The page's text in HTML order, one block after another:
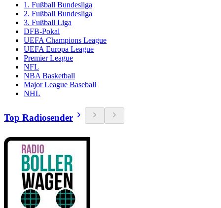
1. Fußball Bundesliga
2. Fußball Bundesliga
3. Fußball Liga
DFB-Pokal
UEFA Champions League
UEFA Europa League
Premier League
NFL
NBA Basketball
Major League Baseball
NHL
Top Radiosender